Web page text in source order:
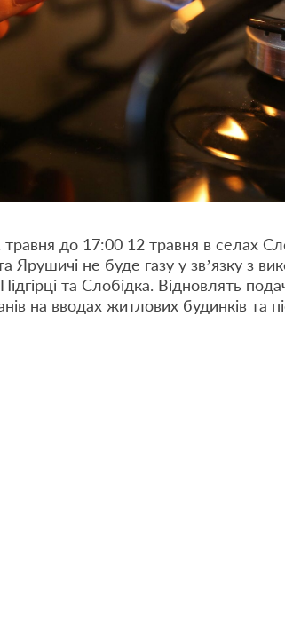
до 17:00 12 травня в селах
Ярушичі не буде газу у зв’язку з
та Слобідка. Відновлять
на вводах житлових будинків та